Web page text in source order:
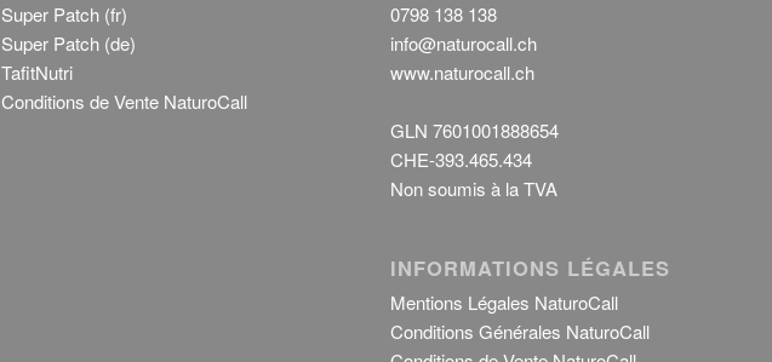
Super Patch (fr)
Super Patch (de)
TafitNutri
Conditions de Vente NaturoCall
0798 138 138
info@naturocall.ch
www.naturocall.ch
GLN 7601001888654
CHE-393.465.434
Non soumis à la TVA
INFORMATIONS LÉGALES
Mentions Légales NaturoCall
Conditions Générales NaturoCall